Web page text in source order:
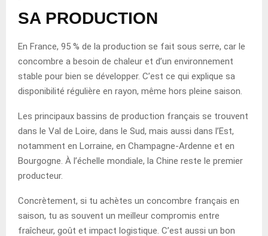
SA PRODUCTION
En France, 95 % de la production se fait sous serre, car le
concombre a besoin de chaleur et d’un environnement
stable pour bien se développer. C’est ce qui explique sa
disponibilité régulière en rayon, même hors pleine saison.
Les principaux bassins de production français se trouvent
dans le Val de Loire, dans le Sud, mais aussi dans l’Est,
notamment en Lorraine, en Champagne-Ardenne et en
Bourgogne. À l’échelle mondiale, la Chine reste le premier
producteur.
Concrètement, si tu achètes un concombre français en
saison, tu as souvent un meilleur compromis entre
fraîcheur, goût et impact logistique. C’est aussi un bon